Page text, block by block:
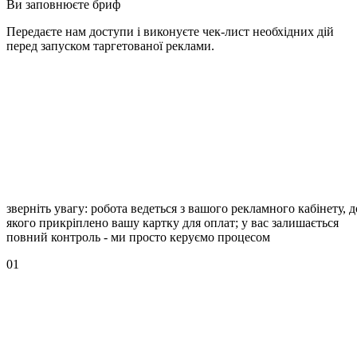
Ви заповнюєте бриф
Передаєте нам доступи і виконуєте чек-лист необхідних дій
перед запуском таргетованої реклами.
зверніть увагу: робота ведеться з вашого рекламного кабінету,
якого прикріплено вашу картку для оплат; у вас залишається
повний контроль - ми просто керуємо процесом
01